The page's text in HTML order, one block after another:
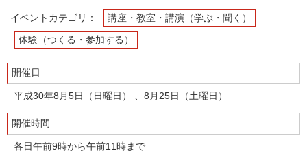
イベントカテゴリ： 講座・教室・講演（学ぶ・聞く）
体験（つくる・参加する）
開催日
平成30年8月5日（日曜日） 、8月25日（土曜日）
開催時間
各日午前9時から午前11時まで